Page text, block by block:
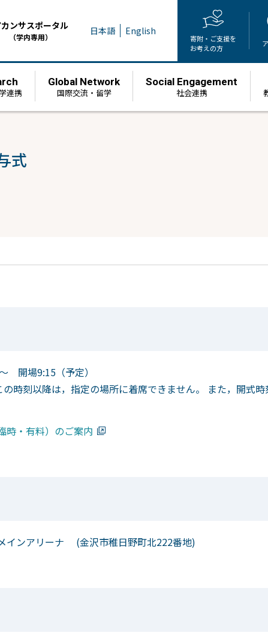
ンサスポータル
（学内専用） 日本語 English
寄附・ご支援を
お考えの方
連携
Global Network
国際交流・留学
Social Engagement
社会連携
式
開場9:15（予定）
時刻以降は，指定の場所に着席できません。 また，開式
時・有料）のご案内
インアリーナ (金沢市稚日野町北222番地)